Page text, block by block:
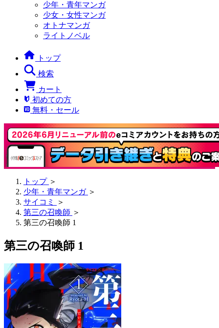
少年・青年マンガ
少女・女性マンガ
オトナマンガ
ライトノベル
トップ
検索
カート
初めての方
無料・セール
トップ ＞
少年・青年マンガ ＞
サイコミ
＞
第三の召喚師 ＞
第三の召喚師 1
第三の召喚師 1